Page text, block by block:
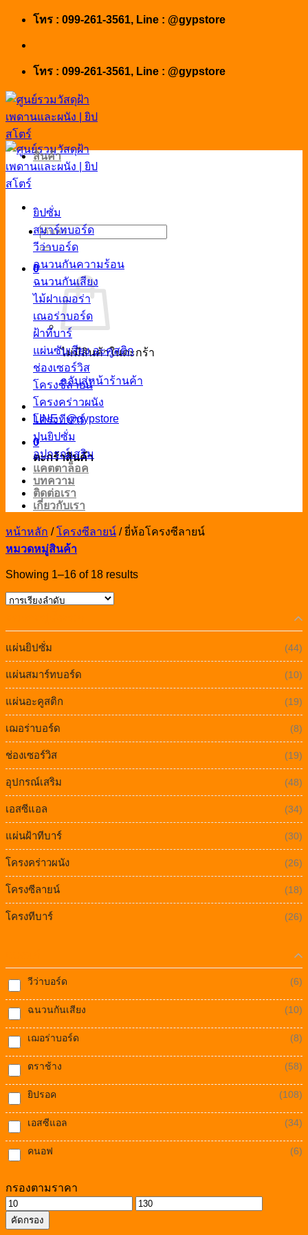
Skip
โทร : 099-261-3561, Line : @gypstore
โทร : 099-261-3561, Line : @gypstore
ค้นหา:
0
ไม่มีสินค้าในตะกร้า
กลับสู่หน้าร้านค้า
LINE : @gypstore
0
ตะกร้าสินค้า
สินค้า
ยิปซั่ม
สมาร์ทบอร์ด
วีว่าบอร์ด
ฉนวนกันความร้อน
ฉนวนกันเสียง
ไม้ฝาเฌอร่า
เณอร่าบอร์ด
ฝ้าทีบาร์
แผ่นซับเสียง อะคูสติก
ช่องเซอร์วิส
โครงซีลายน์
โครงคร่าวผนัง
โครงทีบาร์
ปูนยิปซั่ม
อุปกรณ์เสริม
แคตตาล็อค
บทความ
ติดต่อเรา
เกี่ยวกับเรา
หน้าหลัก / โครงซีลายน์ /ยี่ห้อโครงซีลายน์
หมวดหมู่สินค้า
Showing 1–16 of 18 results
แผ่นยิปซั่ม (44)
แผ่นสมาร์ทบอร์ด (10)
แผ่นอะคูสติก (19)
เฌอร่าบอร์ด (8)
ช่องเซอร์วิส (19)
อุปกรณ์เสริม (48)
เอสซีแอล (34)
แผ่นฝ้าทีบาร์ (30)
โครงคร่าวผนัง (26)
โครงซีลายน์ (18)
โครงทีบาร์ (26)
วีว่าบอร์ด (6)
ฉนวนกันเสียง (10)
เฌอร่าบอร์ด (8)
ตราช้าง (58)
ยิปรอค (108)
เอสซีแอล (34)
คนอฟ (6)
กรองตามราคา
ราคา
ต่ำ
ราคา
คัดกรอง